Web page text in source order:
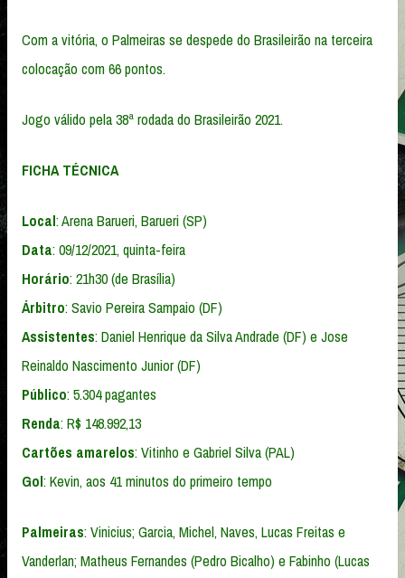
Com a vitória, o Palmeiras se despede do Brasileirão na terceira
colocação com 66 pontos.
Jogo válido pela 38ª rodada do Brasileirão 2021.
FICHA TÉCNICA
Local: Arena Barueri, Barueri (SP)
Data: 09/12/2021, quinta-feira
Horário: 21h30 (de Brasília)
Árbitro: Savio Pereira Sampaio (DF)
Assistentes: Daniel Henrique da Silva Andrade (DF) e Jose
Reinaldo Nascimento Junior (DF)
Público: 5.304 pagantes
Renda: R$ 148.992,13
Cartões amarelos: Vitinho e Gabriel Silva (PAL)
Gol: Kevin, aos 41 minutos do primeiro tempo
Palmeiras: Vinicius; Garcia, Michel, Naves, Lucas Freitas e
Vanderlan; Matheus Fernandes (Pedro Bicalho) e Fabinho (Lucas